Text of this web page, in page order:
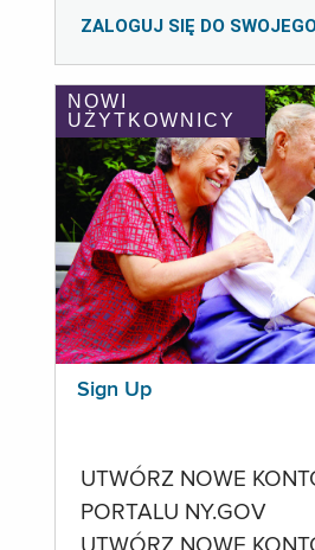
ZALOGUJ SIĘ DO
NOWI
UŻYTKOWNICY
Sign Up
UTWÓRZ NOWE
PORTALU NY.GOV